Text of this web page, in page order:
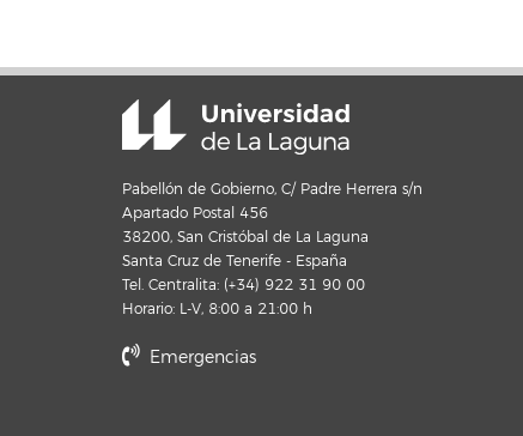
Pabellón de Gobierno, C/ Padre Herrera s/n
Apartado Postal 456
38200, San Cristóbal de La Laguna
Santa Cruz de Tenerife - España
Tel. Centralita: (+34) 922 31 90 00
Horario: L-V, 8:00 a 21:00 h
Emergencias